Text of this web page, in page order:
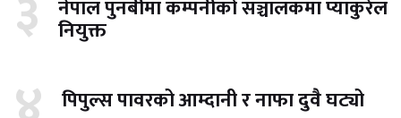
नेपाल पुनर्बीमा कम्पनीको सञ्चालकमा प्याकुरेल
नियुक्त
पिपुल्स पावरको आम्दानी र नाफा दुवै घट्यो